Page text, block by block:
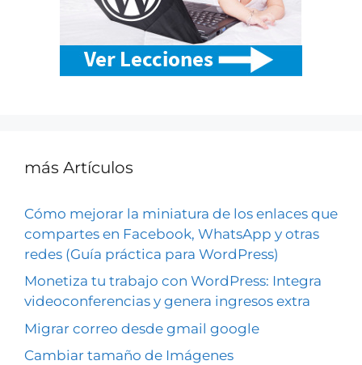
más Artículos
Cómo mejorar la miniatura de los enlaces que
compartes en Facebook, WhatsApp y otras
redes (Guía práctica para WordPress)
Monetiza tu trabajo con WordPress: Integra
videoconferencias y genera ingresos extra
Migrar correo desde gmail google
Cambiar tamaño de Imágenes